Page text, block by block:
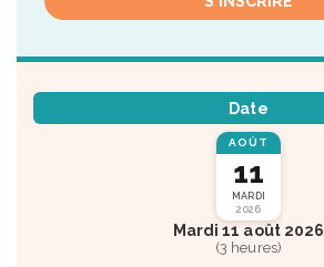
Date
AOÛT
11
MARDI
2026
Mardi 11 août 2026
(3 heures)